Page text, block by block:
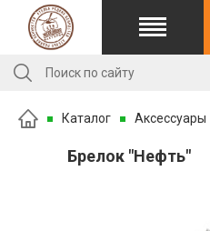
Каталог Аксессуары
Брелок "Нефть"